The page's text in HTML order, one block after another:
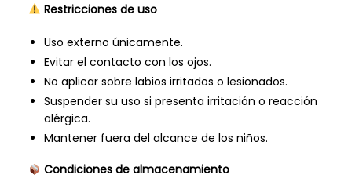
Restricciones de uso
Uso externo únicamente.
Evitar el contacto con los ojos.
No aplicar sobre labios irritados o lesionados.
Suspender su uso si presenta irritación o reacción
alérgica.
Mantener fuera del alcance de los niños.
Condiciones de almacenamiento